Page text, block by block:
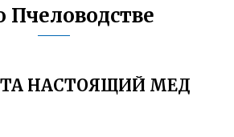
Пчеловодстве
НАСТОЯЩИЙ МЕД